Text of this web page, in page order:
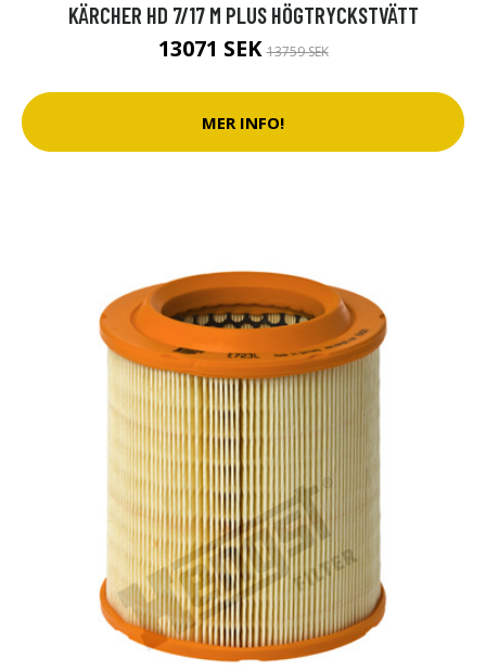
KÄRCHER HD 7/17 M PLUS HÖGTRYCKSTVÄTT
13071 SEK13759 SEK
MER INFO!